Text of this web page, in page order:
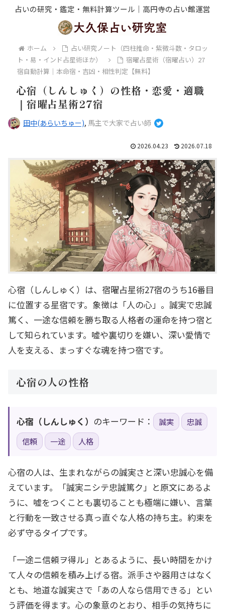
占いの研究・鑑定・無料計算ツール｜高円寺の占い館運営
ホーム
占い研究ノート（四柱推命・紫微斗数・タロッ
ト・易・インド占星術ほか）
宿曜占星術（宿曜占い）27
宿自動計算｜本命宿・吉凶・相性判定【無料】
心宿（しんしゅく）の性格・恋愛・適職
｜宿曜占星術27宿
田中(あらいちゅー), 馬主で大家で占い師
2026.04.23 2026.07.18
心宿（しんしゅく）は、宿曜占星術27宿のうち16番目
に位置する星宿です。象徴は「人の心」。誠実で忠誠
篤く、一途な信頼を勝ち取る人格者の運命を持つ宿と
して知られています。嘘や裏切りを嫌い、深い愛情で
人を支える、まっすぐな魂を持つ宿です。
心宿の人の性格
心宿（しんしゅく） のキーワード： 誠実
忠誠
信頼
一途 人格
心宿の人は、生まれながらの誠実さと深い忠誠心を備
えています。「誠実ニシテ忠誠篤ク」と原文にあるよ
うに、嘘をつくことも裏切ることも極端に嫌い、言葉
と行動を一致させる真っ直ぐな人格の持ち主。約束を
必ず守るタイプです。
「一途ニ信頼ヲ得ル」とあるように、長い時間をかけ
て人々の信頼を積み上げる宿。派手さや器用さはなく
とも、地道な誠実さで「あの人なら信用できる」とい
う評価を得ます。心の象意のとおり、相手の気持ちに